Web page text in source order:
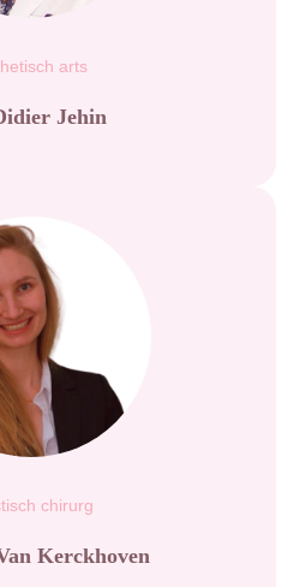
arts
Jehin
chirurg
Kerckhoven